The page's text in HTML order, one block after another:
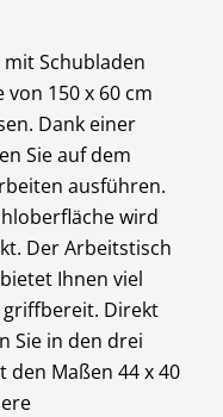
Schubladen
150 x 60 cm
Dank einer
Sie auf dem
ausführen.
wird
Der Arbeitstisch
Ihnen viel
Direkt
Sie in den drei
den Maßen 44 x 40